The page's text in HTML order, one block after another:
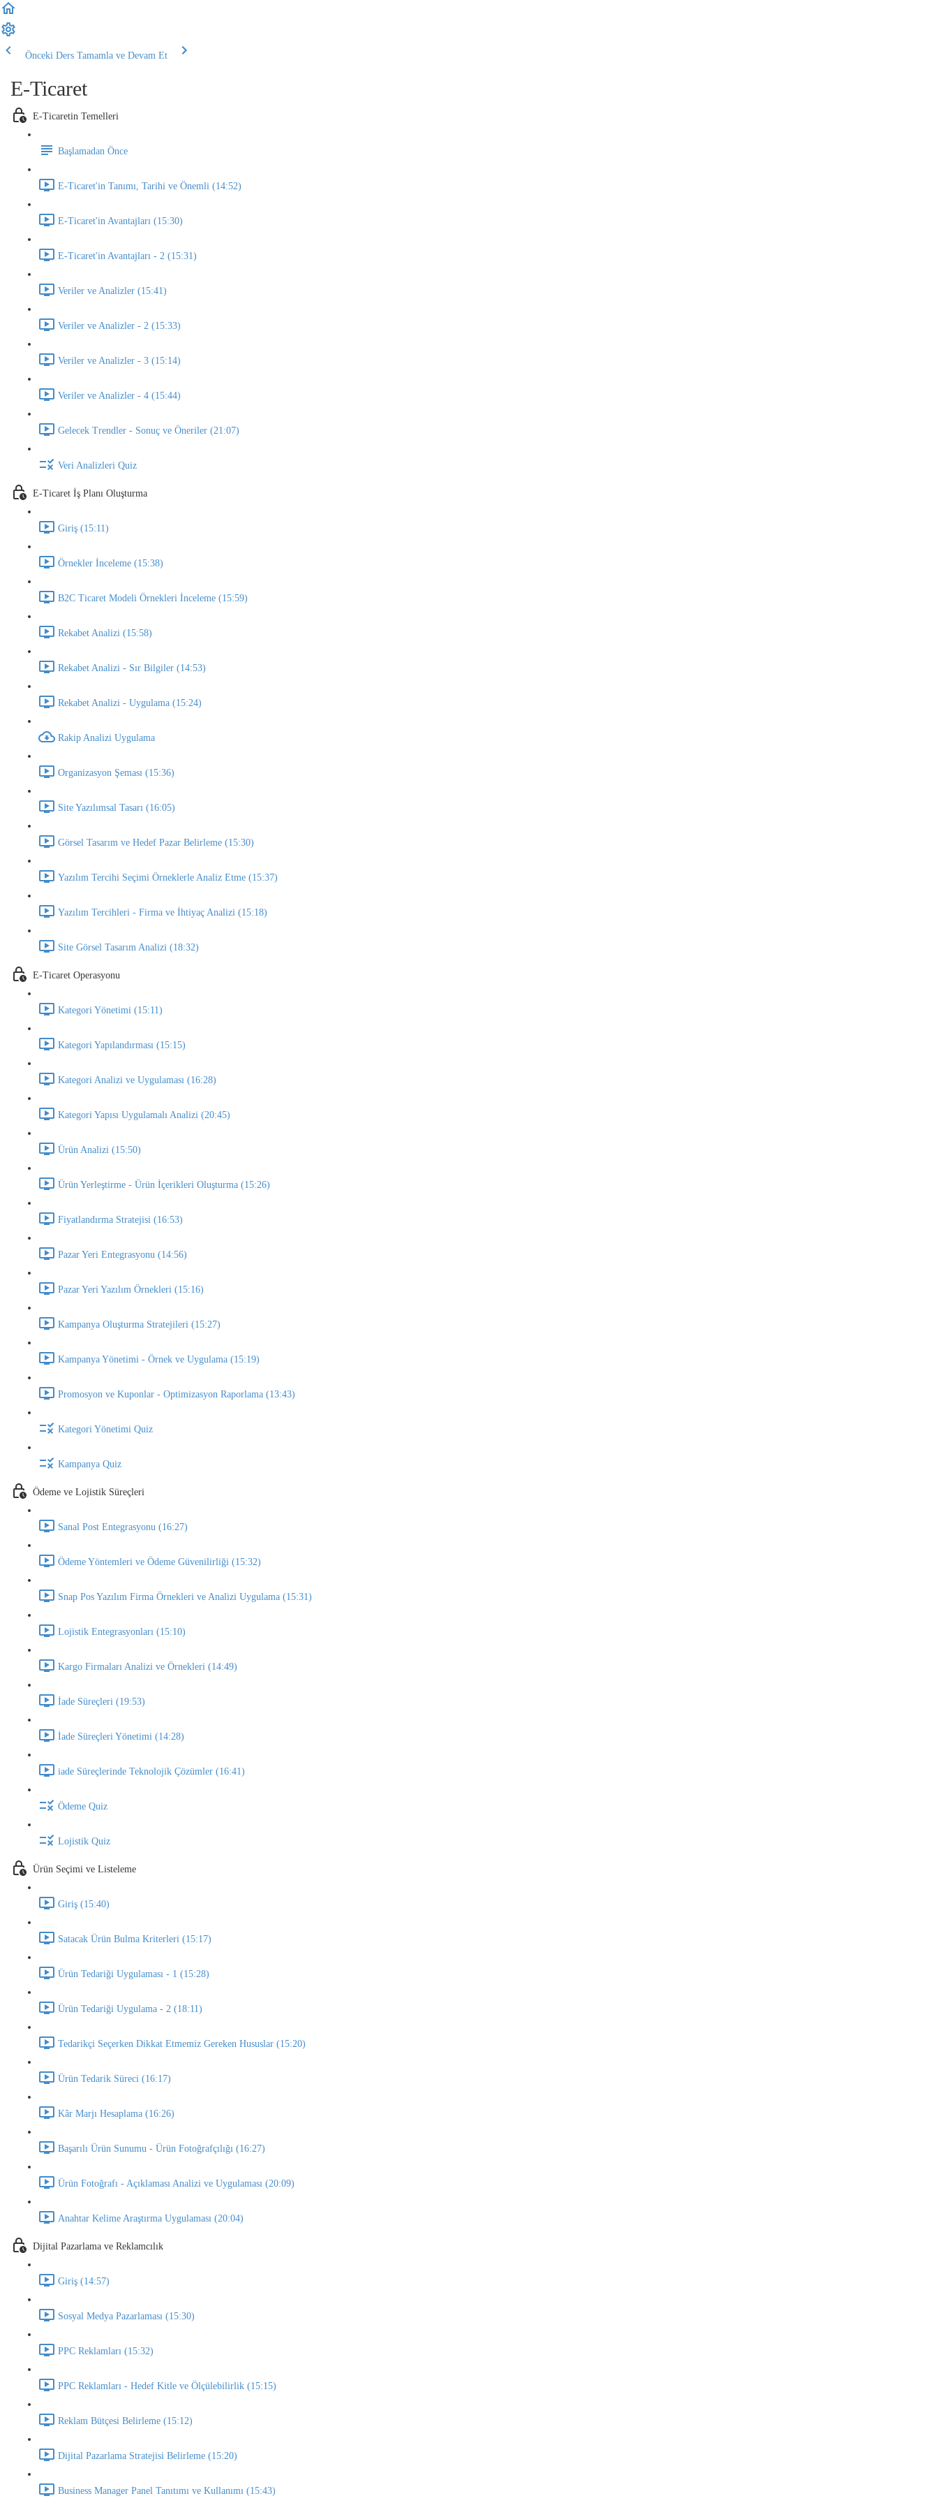
Önceki Ders Tamamla ve Devam Et
E-Ticaret
E-Ticaretin Temelleri
Başlamadan Önce
E-Ticaret'in Tanımı, Tarihi ve Önemli (14:52)
E-Ticaret'in Avantajları (15:30)
E-Ticaret'in Avantajları - 2 (15:31)
Veriler ve Analizler (15:41)
Veriler ve Analizler - 2 (15:33)
Veriler ve Analizler - 3 (15:14)
Veriler ve Analizler - 4 (15:44)
Gelecek Trendler - Sonuç ve Öneriler (21:07)
Veri Analizleri Quiz
E-Ticaret İş Planı Oluşturma
Giriş (15:11)
Örnekler İnceleme (15:38)
B2C Ticaret Modeli Örnekleri İnceleme (15:59)
Rekabet Analizi (15:58)
Rekabet Analizi - Sır Bilgiler (14:53)
Rekabet Analizi - Uygulama (15:24)
Rakip Analizi Uygulama
Organizasyon Şeması (15:36)
Site Yazılımsal Tasarı (16:05)
Görsel Tasarım ve Hedef Pazar Belirleme (15:30)
Yazılım Tercihi Seçimi Örneklerle Analiz Etme (15:37)
Yazılım Tercihleri - Firma ve İhtiyaç Analizi (15:18)
Site Görsel Tasarım Analizi (18:32)
E-Ticaret Operasyonu
Kategori Yönetimi (15:11)
Kategori Yapılandırması (15:15)
Kategori Analizi ve Uygulaması (16:28)
Kategori Yapısı Uygulamalı Analizi (20:45)
Ürün Analizi (15:50)
Ürün Yerleştirme - Ürün İçerikleri Oluşturma (15:26)
Fiyatlandırma Stratejisi (16:53)
Pazar Yeri Entegrasyonu (14:56)
Pazar Yeri Yazılım Örnekleri (15:16)
Kampanya Oluşturma Stratejileri (15:27)
Kampanya Yönetimi - Örnek ve Uygulama (15:19)
Promosyon ve Kuponlar - Optimizasyon Raporlama (13:43)
Kategori Yönetimi Quiz
Kampanya Quiz
Ödeme ve Lojistik Süreçleri
Sanal Post Entegrasyonu (16:27)
Ödeme Yöntemleri ve Ödeme Güvenilirliği (15:32)
Snap Pos Yazılım Firma Örnekleri ve Analizi Uygulama (15:31)
Lojistik Entegrasyonları (15:10)
Kargo Firmaları Analizi ve Örnekleri (14:49)
İade Süreçleri (19:53)
İade Süreçleri Yönetimi (14:28)
iade Süreçlerinde Teknolojik Çözümler (16:41)
Ödeme Quiz
Lojistik Quiz
Ürün Seçimi ve Listeleme
Giriş (15:40)
Satacak Ürün Bulma Kriterleri (15:17)
Ürün Tedariği Uygulaması - 1 (15:28)
Ürün Tedariği Uygulama - 2 (18:11)
Tedarikçi Seçerken Dikkat Etmemiz Gereken Hususlar (15:20)
Ürün Tedarik Süreci (16:17)
Kâr Marjı Hesaplama (16:26)
Başarılı Ürün Sunumu - Ürün Fotoğrafçılığı (16:27)
Ürün Fotoğrafı - Açıklaması Analizi ve Uygulaması (20:09)
Anahtar Kelime Araştırma Uygulaması (20:04)
Dijital Pazarlama ve Reklamcılık
Giriş (14:57)
Sosyal Medya Pazarlaması (15:30)
PPC Reklamları (15:32)
PPC Reklamları - Hedef Kitle ve Ölçülebilirlik (15:15)
Reklam Bütçesi Belirleme (15:12)
Dijital Pazarlama Stratejisi Belirleme (15:20)
Business Manager Panel Tanıtımı ve Kullanımı (15:43)